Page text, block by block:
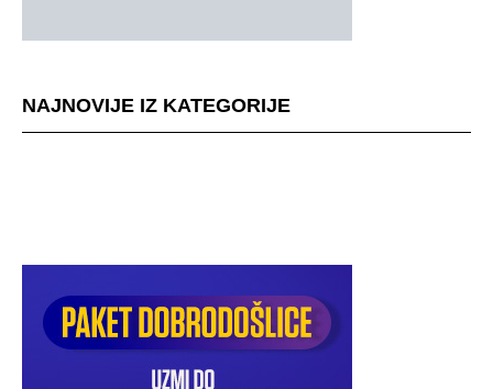
NAJNOVIJE IZ KATEGORIJE